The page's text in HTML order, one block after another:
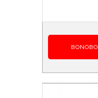
BONOBO